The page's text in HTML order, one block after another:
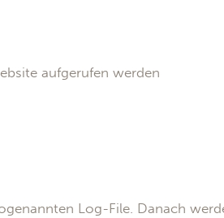
aufgerufen werden
Log-File. Danach